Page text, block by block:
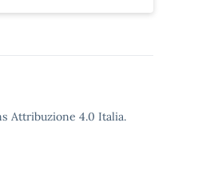
Attribuzione 4.0 Italia.